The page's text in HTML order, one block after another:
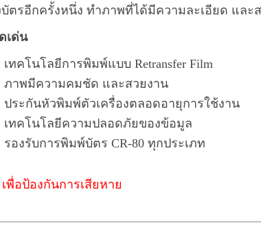
บัตรอีกครั้งหนึ่ง ทำภาพที่ได้มีความละเอียด และ
เด่น
เทคโนโลยีการพิมพ์แบบ Retransfer Film
ภาพมีความคมชัด และสวยงาน
ประกันหัวพิมพ์ตัวเครื่องตลอดอายุการใช้งาน
เทคโนโลยีความปลอดภัยของข้อมูล
รองรับการพิมพ์บัตร CR-80 ทุกประเภท
อป้องกันการเสียหาย